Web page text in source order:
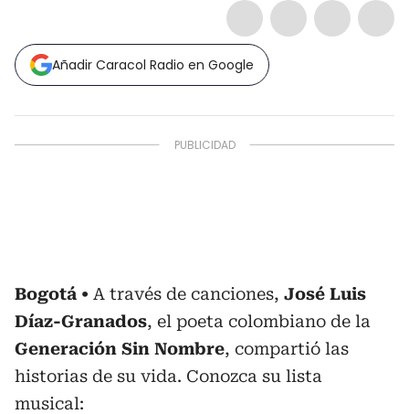
Añadir Caracol Radio en Google
Bogotá A través de canciones, José Luis
Díaz-Granados, el poeta colombiano de la
Generación Sin Nombre, compartió las
historias de su vida. Conozca su lista
musical: